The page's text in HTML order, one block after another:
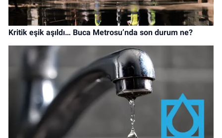
Kritik eşik aşıldı… Buca Metrosu’nda son durum ne?